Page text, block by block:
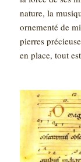
nature, la
ornementé de
pierres
en place, tout